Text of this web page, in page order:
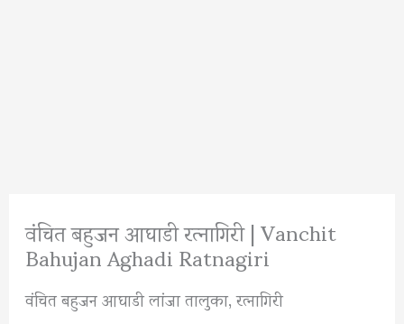
वंचित बहुजन आघाडी रत्नागिरी | Vanchit
Bahujan Aghadi Ratnagiri
वंचित बहुजन आघाडी लांजा तालुका, रत्नागिरी